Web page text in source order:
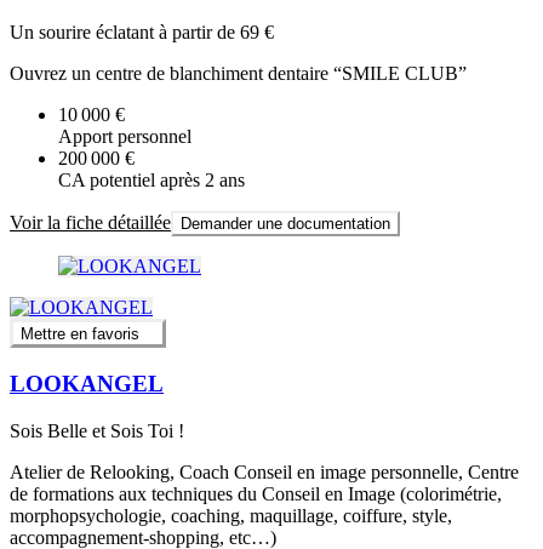
Un sourire éclatant à partir de 69 €
Ouvrez un centre de blanchiment dentaire “SMILE CLUB”
10 000 €
Apport personnel
200 000 €
CA potentiel après 2 ans
Voir la fiche détaillée Demander une documentation
Mettre en favoris
LOOKANGEL
Sois Belle et Sois Toi !
Atelier de Relooking, Coach Conseil en image personnelle, Centre
de formations aux techniques du Conseil en Image (colorimétrie,
morphopsychologie, coaching, maquillage, coiffure, style,
accompagnement-shopping, etc…)